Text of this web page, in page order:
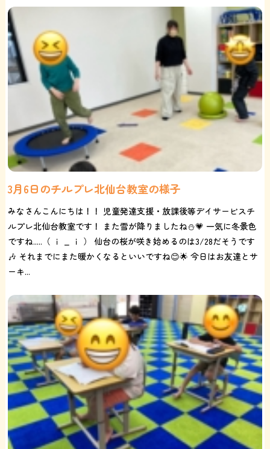
3月6日のチルプレ北仙台教室の様子
みなさんこんにちは！！ 児童発達支援・放課後等デイサービスチ
ルプレ北仙台教室です！ また雪が降りましたね⛄️💗 一気に冬景色
ですね.....（ ｉ _ ｉ ） 仙台の桜が咲き始めるのは3/28だそうです
🎶 それまでにまた暖かくなるといいですね😊🌟 今日はお友達とサ
ーキ...